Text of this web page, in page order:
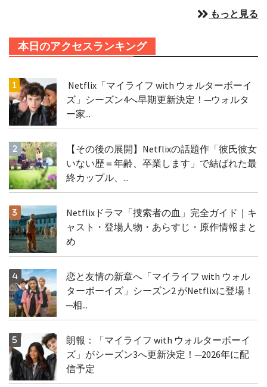
もっと見る
本日のアクセスランキング
Netflix「マイライフ with ウォルターボーイ
ズ」シーズン4へ早期更新決定！─ウォルタ
ー家...
【その後の展開】Netflixの話題作「彼氏彼女
いない歴＝年齢、卒業します」で結ばれた最
終カップル、...
Netflixドラマ「捜索者の血」完全ガイド｜キ
ャスト・登場人物・あらすじ・原作情報まと
め
恋と友情の新章へ「マイライフ with ウォル
ターボーイズ」シーズン2 がNetflixに登場！
─相...
朗報：「マイライフ with ウォルターボーイ
ズ」がシーズン3へ更新決定！─2026年に配
信予定